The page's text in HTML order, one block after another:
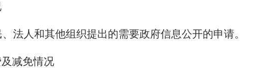
法人和其他组织提出的需要政府信息公开的申请。
减免情况